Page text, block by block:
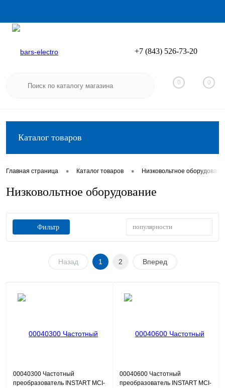
Вход
+7 (843) 526-73-20
0 0
Каталог товаров
Главная страница • Каталог товаров • Низковольтное
Низковольтное оборудование
Фильтр популярности
Назад 1 2 Вперед
00040300 Частотный
преобразователь INSTART MCI-
00040600 Частотный
преобразователь INSTART MCI-